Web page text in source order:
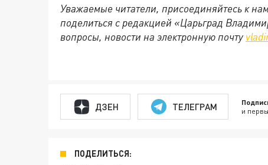
Уважаемые читатели, присоединяйтесь к
поделиться с редакцией «Царьград
вопросы, новости на электронную почту
ДЗЕН ТЕЛЕГРАМ и
ПОДЕЛИТЬСЯ: